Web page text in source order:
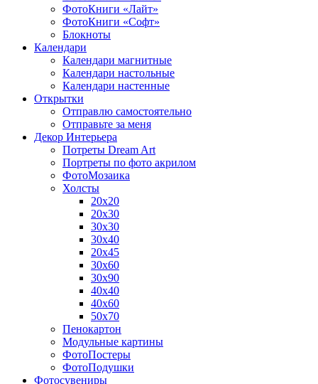
ФотоКниги «Лайт»
ФотоКниги «Софт»
Блокноты
Календари
Календари магнитные
Календари настольные
Календари настенные
Открытки
Отправлю самостоятельно
Отправьте за меня
Декор Интерьера
Потреты Dream Art
Портреты по фото акрилом
ФотоМозаика
Холсты
20х20
20х30
30х30
30х40
20х45
30х60
30х90
40х40
40х60
50х70
Пенокартон
Модульные картины
ФотоПостеры
ФотоПодушки
Фотоcувениры